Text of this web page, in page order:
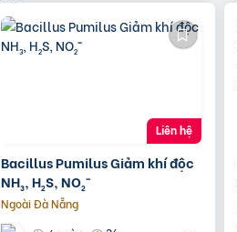
Bacillus Pumilus Giảm khí độc
NH₃, H₂S, NO₂⁻
Ngoài Đà Nẵng
Liên hệ